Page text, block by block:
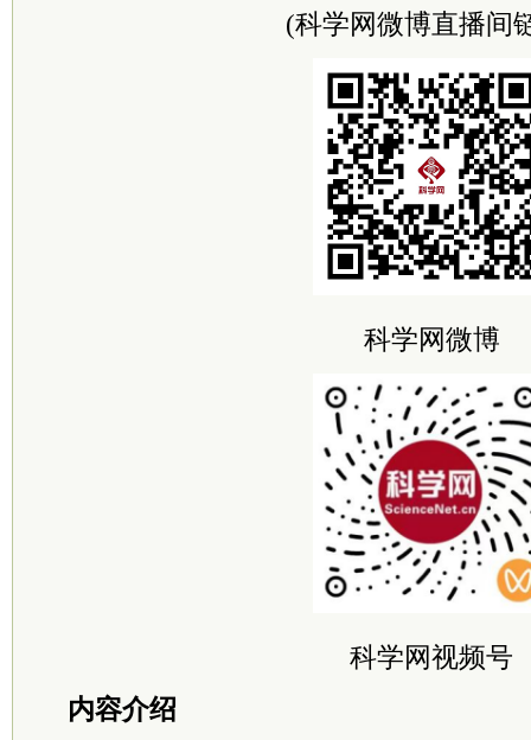
(科学网微博直播间
科学网微博
科学网视频号
内容介绍